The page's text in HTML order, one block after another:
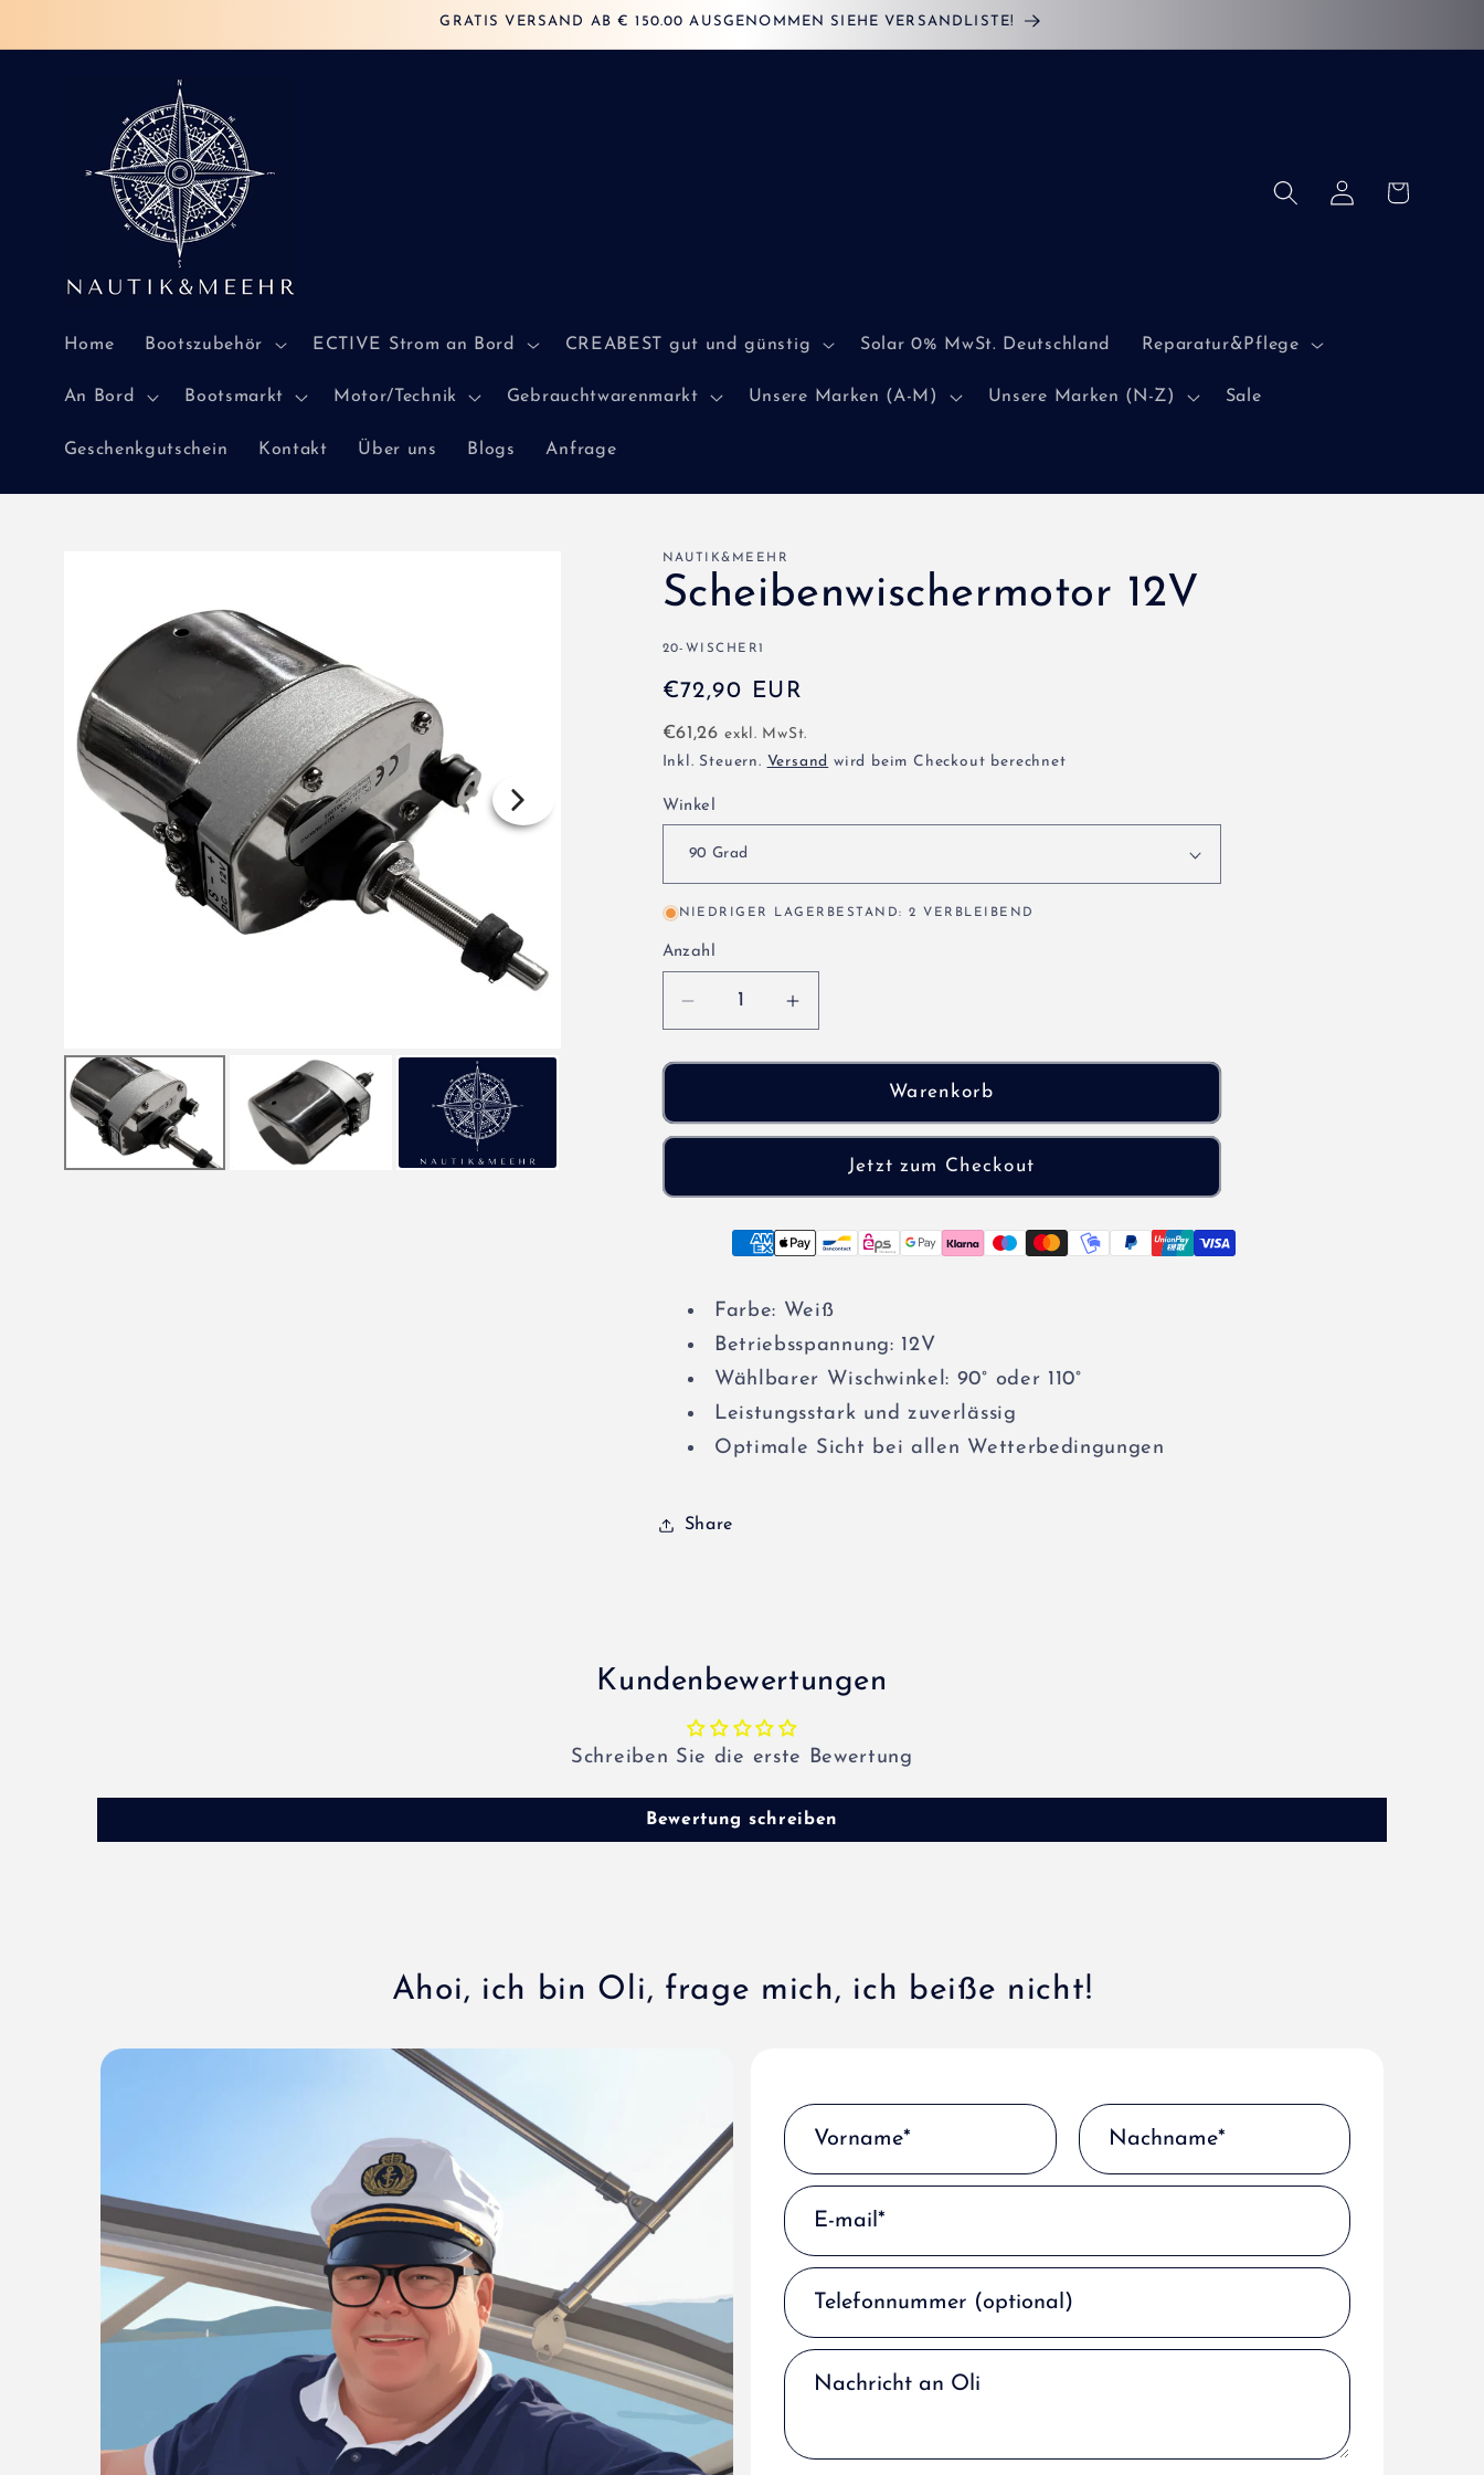
Inhalt
GRATIS VERSAND AB € 150.00 AUSGENOMMEN SIEHE VERSANDLISTE!
Home Bootszubehör ECTIVE Strom an Bord CREABEST gut und günstig Solar 0% MwSt. Deutschland Reparatur&Pflege
An Bord Bootsmarkt Motor/Technik Gebrauchtwarenmarkt Unsere Marken (A-M) Unsere Marken (N-Z) Sale
Geschenkgutschein Kontakt Über uns Blogs Anfrage
EinloggenWarenkorb
NAUTIK&MEEHR
Scheibenwischermotor 12V
SKU:
20-WISCHER1
Normaler
Preis
€72,90 EUR
€61,26 exkl. MwSt.
Inkl. Steuern. Versand wird beim Checkout berechnet
Winkel
NIEDRIGER LAGERBESTAND: 2 VERBLEIBEND
Anzahl
Verringere
die
Menge
Scheibenwischermotor
12V
Erhöhe
die
Menge
Scheibenwischermotor
12V
Warenkorb
Jetzt zum Checkout
Farbe: Weiß
Betriebsspannung: 12V
Wählbarer Wischwinkel: 90° oder 110°
Leistungsstark und zuverlässig
Optimale Sicht bei allen Wetterbedingungen
Share
Kundenbewertungen
Schreiben Sie die erste Bewertung
Bewertung schreiben
Ahoi, ich bin Oli, frage mich, ich beiße nicht!